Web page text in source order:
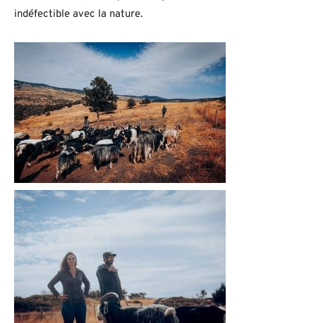
indéfectible avec la nature.